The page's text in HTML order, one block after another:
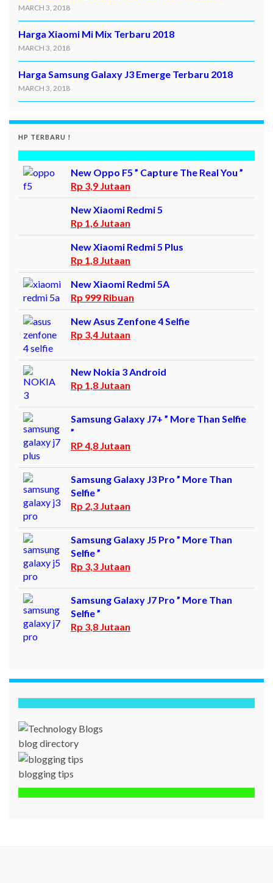
MARCH 3, 2018
Harga Xiaomi Mi Mix Terbaru 2018
MARCH 3, 2018
Harga Samsung Galaxy J3 Emerge Terbaru 2018
MARCH 3, 2018
HP TERBARU !
New Oppo F5 ” Capture The Real You ”
Rp 3,9 Jutaan
New Xiaomi Redmi 5
Rp 1,6 Jutaan
New Xiaomi Redmi 5 Plus
Rp 1,8 Jutaan
New Xiaomi Redmi 5A
Rp 999 Ribuan
New Asus Zenfone 4 Selfie
Rp 3,4 Jutaan
New Nokia 3 Android
Rp 1,8 Jutaan
Samsung Galaxy J7+ ” More Than Selfie
”
RP 4,8 Jutaan
Samsung Galaxy J3 Pro ” More Than
Selfie ”
Rp 2,3 Jutaan
Samsung Galaxy J5 Pro ” More Than
Selfie ”
Rp 3,3 Jutaan
Samsung Galaxy J7 Pro ” More Than
Selfie ”
Rp 3,8 Jutaan
blog directory
blogging tips